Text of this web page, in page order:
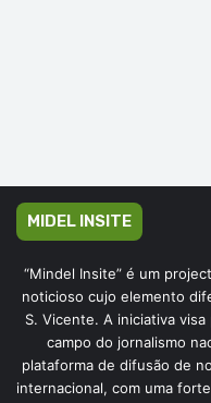
MIDEL INSITE
“Mindel Insite” é um
noticioso cujo elemento
S. Vicente. A iniciativa
campo do jornalismo
plataforma de difusão de
internacional, com uma